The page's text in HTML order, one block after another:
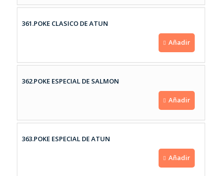
361.POKE CLASICO DE ATUN
Añadir
362.POKE ESPECIAL DE SALMON
Añadir
363.POKE ESPECIAL DE ATUN
Añadir